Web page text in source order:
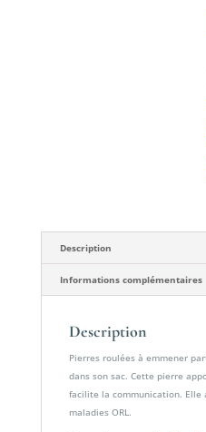
Description
Informations complémentaires
Description
Pierres roulées à emmener
dans son sac. Cette pierre
facilite la communication. Elle
maladies ORL.